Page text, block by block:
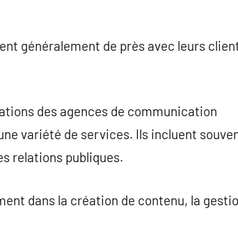
généralement de près avec leurs
des agences de communication
variété de services. Ils incluent
relations publiques.
dans la création de contenu, la